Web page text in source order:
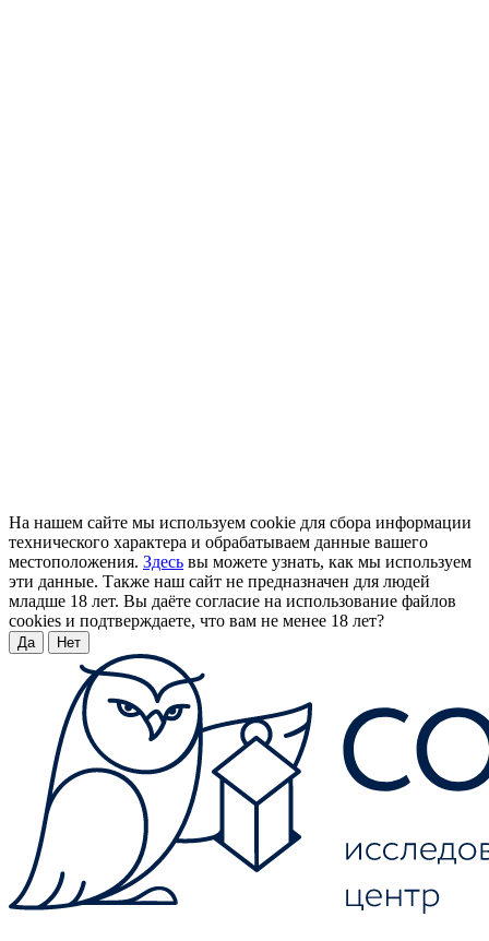
На нашем сайте мы используем cookie для сбора информации
технического характера и обрабатываем данные вашего
местоположения. Здесь вы можете узнать, как мы используем
эти данные. Также наш сайт не предназначен для людей
младше 18 лет. Вы даёте согласие на использование файлов
cookies и подтверждаете, что вам не менее 18 лет?
Да Нет